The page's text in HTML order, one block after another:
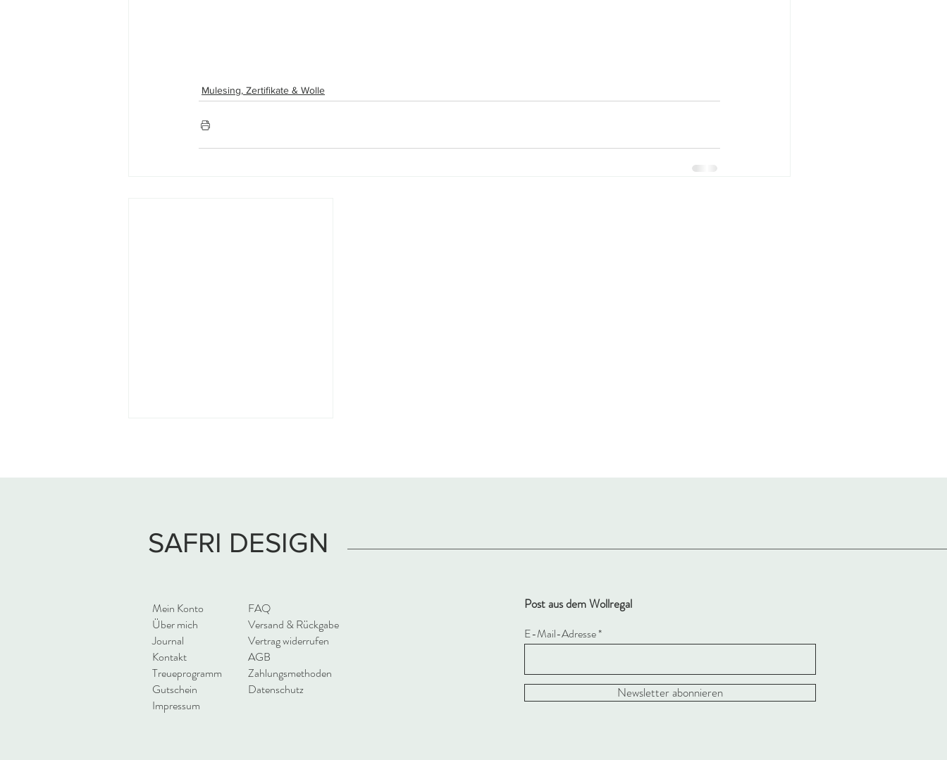
Mulesing, Zertifikate & Wolle
Braucht Wolle eine
SAFRI DESIGN
Mein Konto
Über mich
Journal
Kontakt
Treueprogramm
Gutschein
Impressum
FAQ
Versand & Rückgabe
Vertrag widerrufen
AGB
Zahlungsmethoden
Datenschutz
Post aus dem Wollregal
E-Mail-Adresse
Newsletter abonnieren